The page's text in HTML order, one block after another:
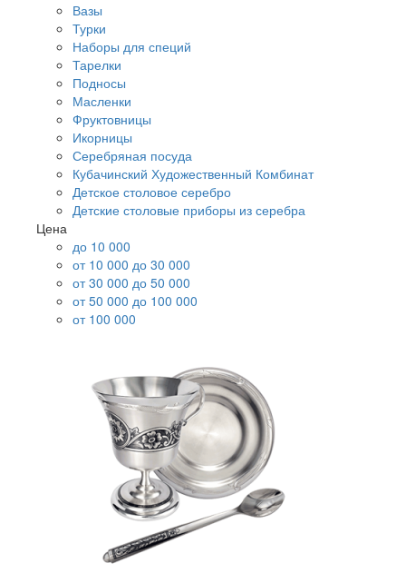
Вазы
Турки
Наборы для специй
Тарелки
Подносы
Масленки
Фруктовницы
Икорницы
Серебряная посуда
Кубачинский Художественный Комбинат
Детское столовое серебро
Детские столовые приборы из серебра
Цена
до 10 000
от 10 000 до 30 000
от 30 000 до 50 000
от 50 000 до 100 000
от 100 000